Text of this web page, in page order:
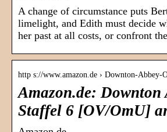
A change of circumstance puts
limelight, and Edith must decide
her past at all costs, or confront
http s://www.amazon.de › Downton-Abbey-
Amazon.de: Downton
Staffel 6 [OV/OmU]